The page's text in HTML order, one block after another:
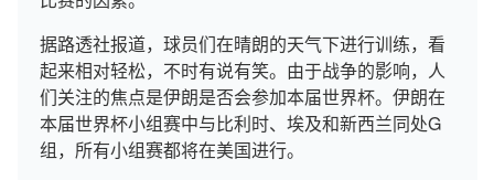
据路透社报道，球员们在晴朗的天气下进行训练，看
起来相对轻松，不时有说有笑。由于战争的影响，人
们关注的焦点是伊朗是否会参加本届世界杯。伊朗在
本届世界杯小组赛中与比利时、埃及和新西兰同处G
组，所有小组赛都将在美国进行。